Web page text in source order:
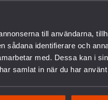
till användarna,
identifierare och
med. Dessa kan i
samlat in när du har